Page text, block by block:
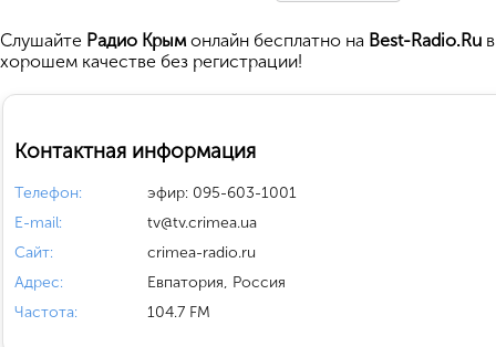
Cлушайте Радио Крымонлайн бесплатно на Best-Radio.Ru
хорошем качестве без регистрации!
Контактная информация
Телефон:
эфир: 095-603-1001
E-mail:
tv@tv.crimea.ua
Сайт:
crimea-radio.ru
Адрес:
Евпатория, Россия
Частота:
104.7 FM